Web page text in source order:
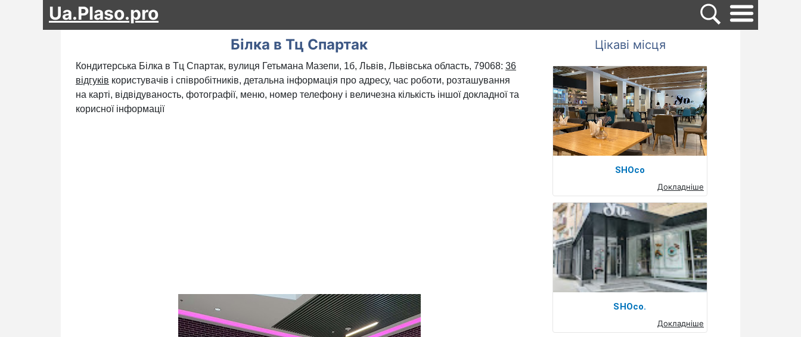
Ua.Plaso.pro
Білка в Тц Спартак
Кондитерська Білка в Тц Спартак, вулиця Гетьмана Мазепи, 1б, Львів, Львівська область, 79068: 36
відгуків користувачів і співробітників, детальна інформація про адресу, час роботи, розташування
на карті, відвідуваность, фотографії, меню, номер телефону і величезна кількість іншої докладної та
корисної інформації
Цікаві місця
SHOco
Докладніше
SHOco.
Докладніше